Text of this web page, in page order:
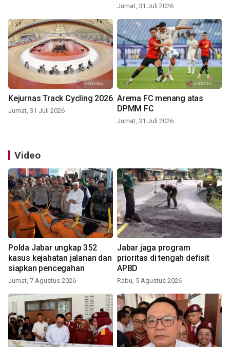
Jumat, 31 Juli 2026
Kejurnas Track Cycling 2026
Jumat, 31 Juli 2026
Arema FC menang atas
DPMM FC
Jumat, 31 Juli 2026
Video
Polda Jabar ungkap 352
kasus kejahatan jalanan dan
siapkan pencegahan
Jumat, 7 Agustus 2026
Jabar jaga program
prioritas di tengah defisit
APBD
Rabu, 5 Agustus 2026